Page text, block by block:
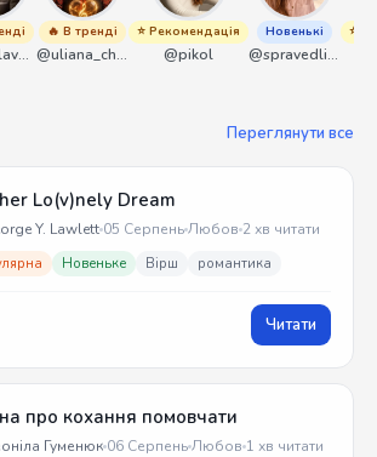
@miroslavmaniyk
🔥 В тренді
@uliana_chernenko
⭐ Рекомендація
@pikol
Новенькі
@spravedliwa
⭐
Переглянути все
Lo(v)nely Dream
Y. Lawlett 05 СерпеньЛюбов 2 хв читати
Новеньке Вірш романтика
Читати
про кохання помовчати
Гуменюк 06 СерпеньЛюбов 1 хв читати